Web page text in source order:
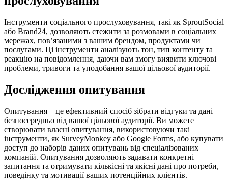
Інструменти соціального прослуховування, такі як SproutSocial
або Brand24, дозволяють стежити за розмовами в соціальних
мережах, пов’язаними з вашим брендом, продуктами чи
послугами. Ці інструменти аналізують тон, тип контенту та
реакцію на повідомлення, даючи вам змогу виявити ключові
проблеми, тривоги та уподобання вашої цільової аудиторії.
Дослідження опитування
Опитування – це ефективний спосіб зібрати відгуки та дані
безпосередньо від вашої цільової аудиторії. Ви можете
створювати власні опитування, використовуючи такі
інструменти, як SurveyMonkey або Google Forms, або купувати
доступ до наборів даних опитувань від спеціалізованих
компаній. Опитування дозволяють задавати конкретні
запитання та отримувати кількісні та якісні дані про потреби,
поведінку та мотивації ваших потенційних клієнтів.